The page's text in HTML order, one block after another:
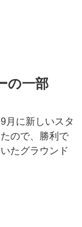
の一部
月に新しいスタ
ので、勝利で
たグラウンド